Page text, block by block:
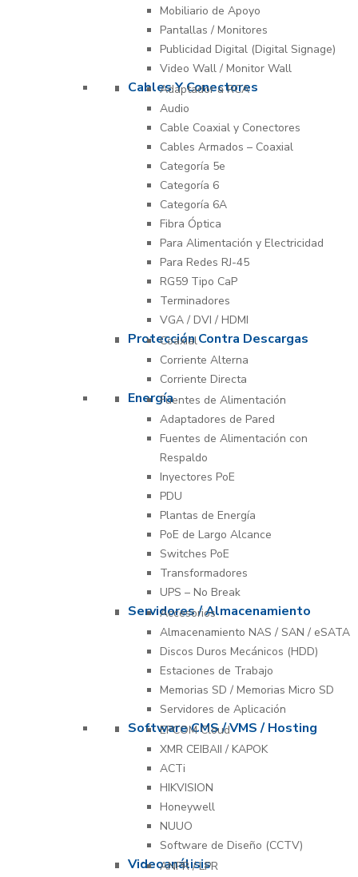
Mobiliario de Apoyo
Pantallas / Monitores
Publicidad Digital (Digital Signage)
Video Wall / Monitor Wall
Cables Y Conectores
Adaptador a RCA
Audio
Cable Coaxial y Conectores
Cables Armados – Coaxial
Categoría 5e
Categoría 6
Categoría 6A
Fibra Óptica
Para Alimentación y Electricidad
Para Redes RJ-45
RG59 Tipo CaP
Terminadores
VGA / DVI / HDMI
Protección Contra Descargas
Coaxial
Corriente Alterna
Corriente Directa
EnergíaFuentes de Alimentación
Adaptadores de Pared
Fuentes de Alimentación con
Respaldo
Inyectores PoE
PDU
Plantas de Energía
PoE de Largo Alcance
Switches PoE
Transformadores
UPS – No Break
Servidores / Almacenamiento
Accesorios
Almacenamiento NAS / SAN / eSATA
Discos Duros Mecánicos (HDD)
Estaciones de Trabajo
Memorias SD / Memorias Micro SD
Servidores de Aplicación
Software CMS / VMS / Hosting
EPCOM Cloud
XMR CEIBAII / KAPOK
ACTi
HIKVISION
Honeywell
NUUO
Software de Diseño (CCTV)
Videoanálisis
ANPR / LPR